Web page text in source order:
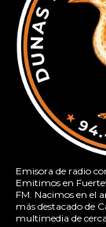
Emisora de radio
Emitimos en
FM. Nacimos en el
más destacado de
multimedia de